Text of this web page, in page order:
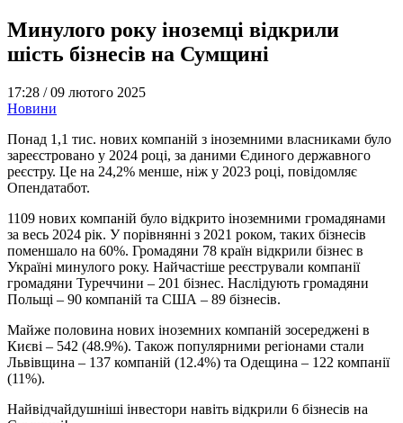
Минулого року іноземці відкрили
шість бізнесів на Сумщині
17:28 /09 лютого 2025
Новини
Понад 1,1 тис. нових компаній з іноземними власниками було
зареєстровано у 2024 році, за даними Єдиного державного
реєстру. Це на 24,2% менше, ніж у 2023 році, повідомляє
Опендатабот.
1109 нових компаній було відкрито іноземними громадянами
за весь 2024 рік. У порівнянні з 2021 роком, таких бізнесів
поменшало на 60%. Громадяни 78 країн відкрили бізнес в
Україні минулого року. Найчастіше реєстрували компанії
громадяни Туреччини – 201 бізнес. Наслідують громадяни
Польщі – 90 компаній та США – 89 бізнесів.
Майже половина нових іноземних компаній зосереджені в
Києві – 542 (48.9%). Також популярними регіонами стали
Львівщина – 137 компаній (12.4%) та Одещина – 122 компанії
(11%).
Найвідчайдушніші інвестори навіть відкрили 6 бізнесів на